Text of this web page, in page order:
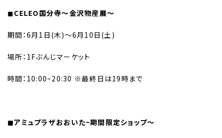
◼︎CELEO国分寺〜金沢物産展〜
期間：6月1日(木)〜6月10日(土)
場所：1Fぶんじマーケット
時間：10:00~20:30 ※最終日は19時まで
◼︎アミュプラザおおいた~期間限定ショップ〜